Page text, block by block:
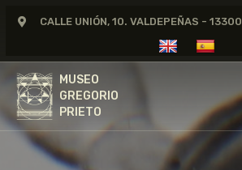
CALLE UNIÓN, 10. VALDEPEÑAS - 13300
MUSEO
GREGORIO
PRIETO
MUSEO
GREGORIO
GREGORIO PRIETO
MUSEO